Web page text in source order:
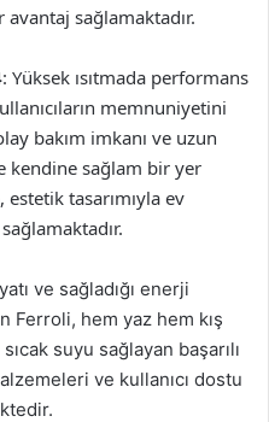
sağlamaktadır.
: Yüksek ısıtmada performans
memnuniyetini
bakım imkanı ve uzun
kendine sağlam bir yer
tasarımıyla ev
ve sağladığı enerji
hem yaz hem kış
suyu sağlayan başarılı
ve kullanıcı dostu